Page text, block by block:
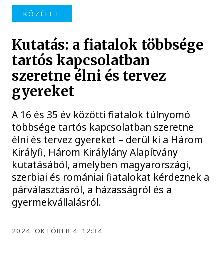
KÖZÉLET
Kutatás: a fiatalok többsége
tartós kapcsolatban
szeretne élni és tervez
gyereket
A 16 és 35 év közötti fiatalok túlnyomó
többsége tartós kapcsolatban szeretne
élni és tervez gyereket – derül ki a Három
Királyfi, Három Királylány Alapítvány
kutatásából, amelyben magyarországi,
szerbiai és romániai fiatalokat kérdeznek a
párválasztásról, a házasságról és a
gyermekvállalásról.
2024. OKTÓBER 4. 12:34